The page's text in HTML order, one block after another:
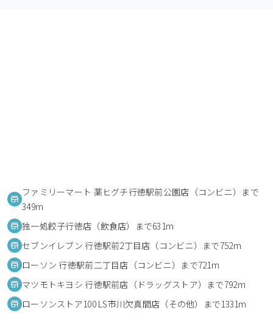
ファミリーマート 薬ヒグチ行徳駅前公園店（コンビニ）まで
349m
独一処餃子行徳店（飲食店）まで631m
セブンイレブン 行徳駅前2丁目店（コンビニ）まで752m
ローソン 行徳駅前二丁目店（コンビニ）まで721m
マツモトキヨシ 行徳駅前店（ドラッグストア）まで792m
ローソンストア100 LS市川欠真間店（その他）まで1331m